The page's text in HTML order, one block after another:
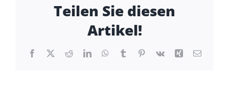
sagen,
Feuerwehr
Teilen Sie diesen
Artikel!
Facebook
X RedditLinkedInWhatsApp
TumblrPinterest
Vk Xing E-